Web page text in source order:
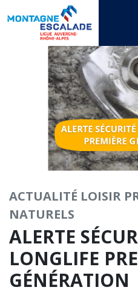
ACTUALITÉ LOISIR
NATURELS
ALERTE
LONGLIFE
GÉNÉRATION